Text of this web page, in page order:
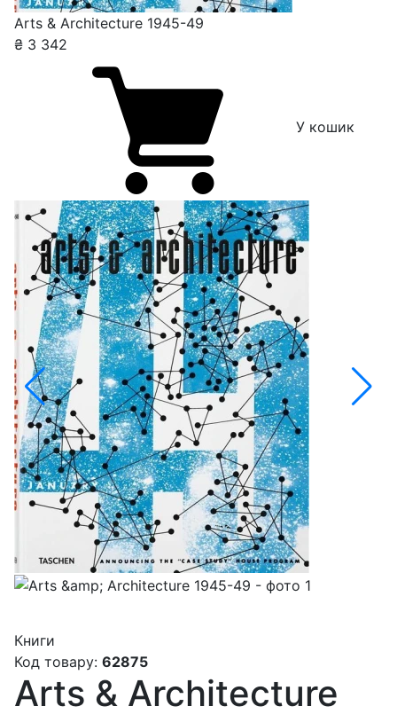
Arts & Architecture 1945-49
₴ 3 342
У кошик
Книги
Код товару: 62875
Arts & Architecture